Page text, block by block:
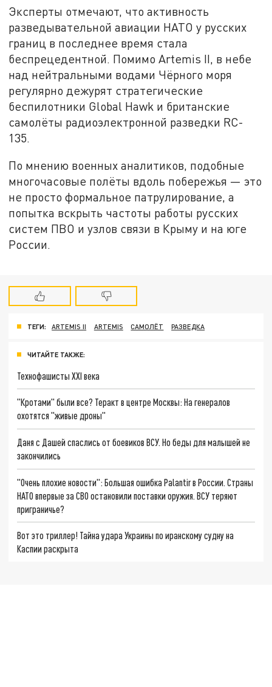
Эксперты отмечают, что активность
разведывательной авиации НАТО у русских
границ в последнее время стала
беспрецедентной. Помимо Artemis II, в небе
над нейтральными водами Чёрного моря
регулярно дежурят стратегические
беспилотники Global Hawk и британские
самолёты радиоэлектронной разведки RC-
135.
По мнению военных аналитиков, подобные
многочасовые полёты вдоль побережья — это
не просто формальное патрулирование, а
попытка вскрыть частоты работы русских
систем ПВО и узлов связи в Крыму и на юге
России.
ТЕГИ: ARTEMIS II ARTEMIS САМОЛЁТ РАЗВЕДКА
ЧИТАЙТЕ ТАКЖЕ:
Технофашисты XXI века
"Кротами" были все? Теракт в центре Москвы: На генералов
охотятся "живые дроны"
Даня с Дашей спаслись от боевиков ВСУ. Но беды для малышей не
закончились
"Очень плохие новости": Большая ошибка Palantir в России. Страны
НАТО впервые за СВО остановили поставки оружия. ВСУ теряют
приграничье?
Вот это триллер! Тайна удара Украины по иранскому судну на
Каспии раскрыта